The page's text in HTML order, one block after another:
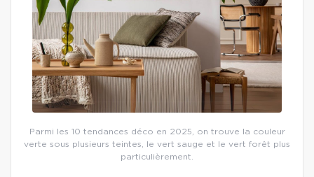
Parmi les 10 tendances déco en 2025, on trouve la couleur
verte sous plusieurs teintes, le vert sauge et le vert forêt plus
particulièrement.